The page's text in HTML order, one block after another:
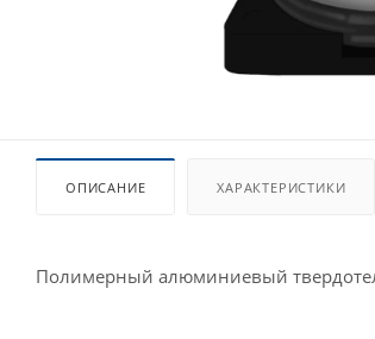
ОПИСАНИЕ ХАРАКТЕРИСТИКИ
Полимерный алюминиевый